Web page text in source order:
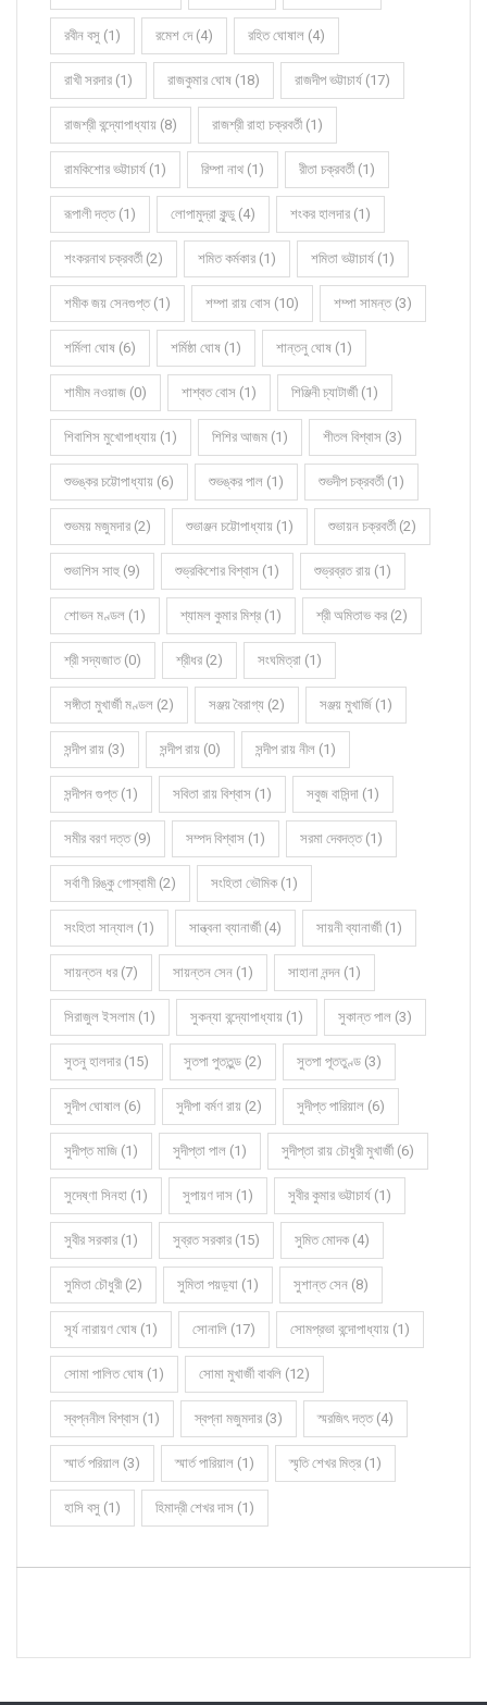
রবীন বসু (1) রমেশ দে (4) রহিত ঘোষাল (4)
রাখী সরদার (1) রাজকুমার ঘোষ (18) রাজদীপ ভট্টাচার্য (17)
রাজশ্রী বন্দ্যোপাধ্যায় (8) রাজশ্রী রাহা চক্রবর্তী (1)
রামকিশোর ভট্টাচার্য (1) রিম্পা নাথ (1) রীতা চক্রবর্তী (1)
রূপালী দত্ত (1) লোপামুদ্রা কুন্ডু (4) শংকর হালদার (1)
শংকরনাথ চক্রবর্তী (2) শমিত কর্মকার (1) শমিতা ভট্টাচার্য (1)
শমীক জয় সেনগুপ্ত (1) শম্পা রায় বোস (10) শম্পা সামন্ত (3)
শর্মিলা ঘোষ (6) শর্মিষ্ঠা ঘোষ (1) শান্তনু ঘোষ (1)
শামীম নওয়াজ (0) শাশ্বত বোস (1) শিঞ্জিনী চ্যাটার্জী (1)
শিবাশিস মুখোপাধ্যায় (1) শিশির আজম (1) শীতল বিশ্বাস (3)
শুভঙ্কর চট্টোপাধ্যায় (6) শুভঙ্কর পাল (1) শুভদীপ চক্রবর্তী (1)
শুভময় মজুমদার (2) শুভাঞ্জন চট্টোপাধ্যায় (1) শুভায়ন চক্রবর্তী (2)
শুভাশিস সাহু (9) শুভ্রকিশোর বিশ্বাস (1) শুভ্রব্রত রায় (1)
শোভন মণ্ডল (1) শ্যামল কুমার মিশ্র (1) শ্রী অমিতাভ কর (2)
শ্রী সদ্যজাত (0) শ্রীধর (2) সংঘমিত্রা (1)
সঙ্গীতা মুখার্জী মণ্ডল (2) সঞ্জয় বৈরাগ্য (2) সঞ্জয় মুখার্জি (1)
সন্দীপ রায় (3) সন্দীপ রায় (0) সন্দীপ রায় নীল (1)
সন্দীপন গুপ্ত (1) সবিতা রায় বিশ্বাস (1) সবুজ বাসিন্দা (1)
সমীর বরণ দত্ত (9) সম্পদ বিশ্বাস (1) সরমা দেবদত্ত (1)
সর্বাণী রিঙ্কু গোস্বামী (2) সংহিতা ভৌমিক (1)
সংহিতা সান্যাল (1) সান্ত্বনা ব্যানার্জী (4) সায়নী ব্যানার্জী (1)
সায়ন্তন ধর (7) সায়ন্তন সেন (1) সাহানা নন্দন (1)
সিরাজুল ইসলাম (1) সুকন্যা বন্দ্যোপাধ্যায় (1) সুকান্ত পাল (3)
সুতনু হালদার (15) সুতপা পুততুন্ড (2) সুতপা পূততুণ্ড (3)
সুদীপ ঘোষাল (6) সুদীপা বর্মণ রায় (2) সুদীপ্ত পারিয়াল (6)
সুদীপ্ত মাজি (1) সুদীপ্তা পাল (1) সুদীপ্তা রায় চৌধুরী মুখার্জী (6)
সুদেষ্ণা সিনহা (1) সুপায়ণ দাস (1) সুবীর কুমার ভট্টাচার্য (1)
সুবীর সরকার (1) সুব্রত সরকার (15) সুমিত মোদক (4)
সুমিতা চৌধুরী (2) সুমিতা পয়ড়্যা (1) সুশান্ত সেন (8)
সূর্য নারায়ণ ঘোষ (1) সোনালি (17) সোমপ্রভা বন্দোপাধ্যায় (1)
সোমা পালিত ঘোষ (1) সোমা মুখার্জী বাবলি (12)
স্বপ্ননীল বিশ্বাস (1) স্বপ্না মজুমদার (3) স্মরজিৎ দত্ত (4)
স্মার্ত পরিয়াল (3) স্মার্ত পারিয়াল (1) স্মৃতি শেখর মিত্র (1)
হাসি বসু (1) হিমাদ্রী শেখর দাস (1)